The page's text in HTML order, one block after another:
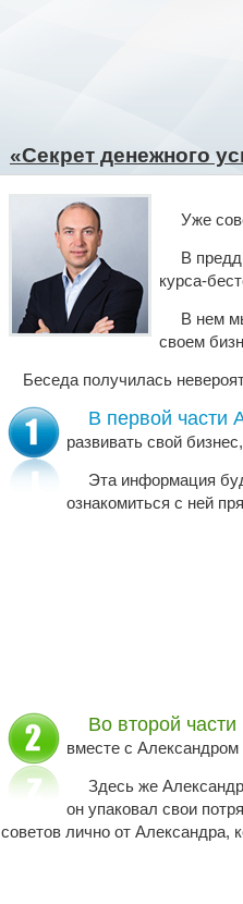
«Секрет денежного
Уже
В
курса-
В нем
своем
Беседа получилась
В первой части
развивать свой
Эта информация
ознакомиться с ней
Во второй
вместе с Александром
Здесь же
он упаковал свои
советов лично от Александра,